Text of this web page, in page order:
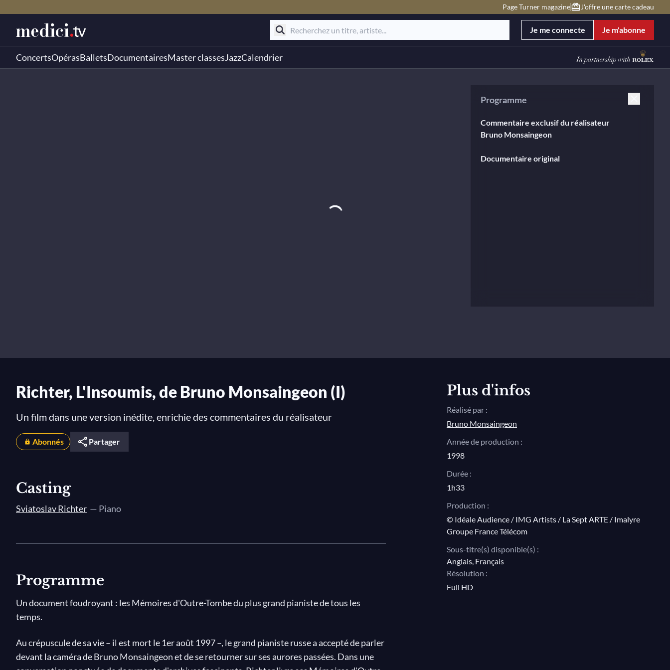
Page Turner magazine J'offre une carte cadeau
Je me connecte Je m'abonne
ConcertsOpérasBalletsDocumentairesMaster classesJazzCalendrier
Programme
Commentaire exclusif du réalisateur
Bruno Monsaingeon
Documentaire original
Richter, L'Insoumis, de Bruno Monsaingeon (I)
Un film dans une version inédite, enrichie des commentaires du réalisateur
Abonnés Partager
Casting
Sviatoslav Richter — Piano
Programme
Un document foudroyant : les Mémoires d'Outre-Tombe du plus grand pianiste de tous les
temps.
Au crépuscule de sa vie – il est mort le 1er août 1997 –, le grand pianiste russe a accepté de parler
devant la caméra de Bruno Monsaingeon et de se retourner sur ses aurores passées. Dans une
Plus d'infos
Réalisé par :
Bruno Monsaingeon
Année de production :
1998
Durée :
1h33
Production :
© Idéale Audience / IMG Artists / La Sept ARTE / Imalyre
Groupe France Télécom
Sous-titre(s) disponible(s) :
Anglais, Français
Résolution :
Full HD